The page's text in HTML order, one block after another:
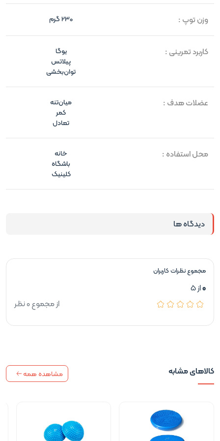
وزن توپ : 230 گرم
کاربرد تمرینی :
یوگا
پیلاتس
توان‌بخشی
عضلات هدف :
میان‌تنه
کمر
تعادل
محل استفاده :
خانه
باشگاه
کلینیک
کالاهای مشابه مشاهده همه
دیدگاه ها
مجموع نظرات کاربران
0از 5
از مجموع 0 نظر